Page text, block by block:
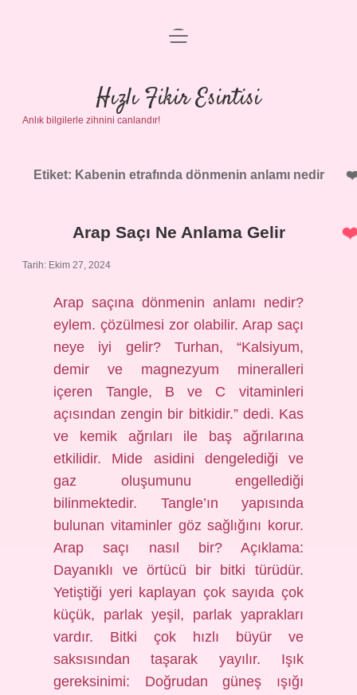
Anasayfa
Gizlilik Politikası
Yasal Uyarı
menüyü
Hızlı Fikir Esintisi
Anlık bilgilerle zihnini canlandır!
Etiket: Kabenin etrafında dönmenin anlamı nedir
Arap Saçı Ne Anlama Gelir
Tarih: Ekim 27, 2024
Arap saçına dönmenin anlamı nedir?
eylem. çözülmesi zor olabilir. Arap saçı
neye iyi gelir? Turhan, “Kalsiyum,
demir ve magnezyum mineralleri
içeren Tangle, B ve C vitaminleri
açısından zengin bir bitkidir.” dedi. Kas
ve kemik ağrıları ile baş ağrılarına
etkilidir. Mide asidini dengelediği ve
gaz oluşumunu engellediği
bilinmektedir. Tangle’ın yapısında
bulunan vitaminler göz sağlığını korur.
Arap saçı nasıl bir? Açıklama:
Dayanıklı ve örtücü bir bitki türüdür.
Yetiştiği yeri kaplayan çok sayıda çok
küçük, parlak yeşil, parlak yaprakları
vardır. Bitki çok hızlı büyür ve
saksısından taşarak yayılır. Işık
gereksinimi: Doğrudan güneş ışığı